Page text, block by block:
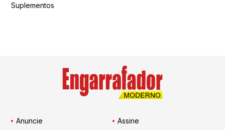
Suplementos
Anuncie
Assine